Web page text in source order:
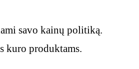
savo kainų politiką.
kuro produktams.